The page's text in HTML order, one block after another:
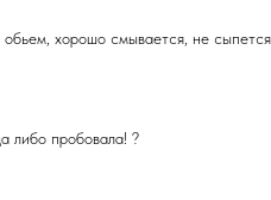
обьем, хорошо смывается, не
либо пробовала! ?